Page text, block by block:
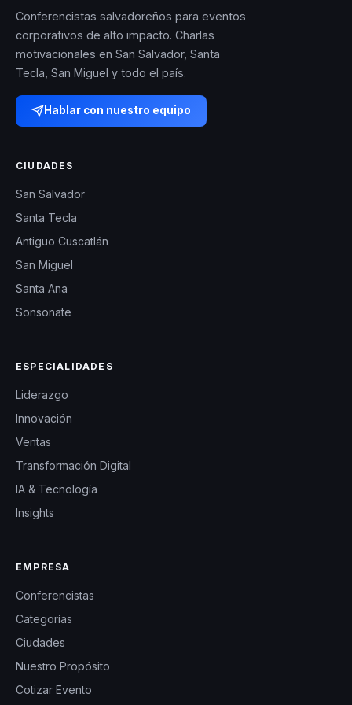
Conferencistas salvadoreños para eventos
corporativos de alto impacto. Charlas
motivacionales en San Salvador, Santa
Tecla, San Miguel y todo el país.
Hablar con nuestro equipo
CIUDADES
San Salvador
Santa Tecla
Antiguo Cuscatlán
San Miguel
Santa Ana
Sonsonate
ESPECIALIDADES
Liderazgo
Innovación
Ventas
Transformación Digital
IA & Tecnología
Insights
EMPRESA
Conferencistas
Categorías
Ciudades
Nuestro Propósito
Cotizar Evento